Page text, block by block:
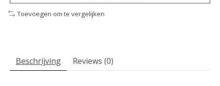
Toevoegen om te vergelijken
Beschrijving Reviews (0)